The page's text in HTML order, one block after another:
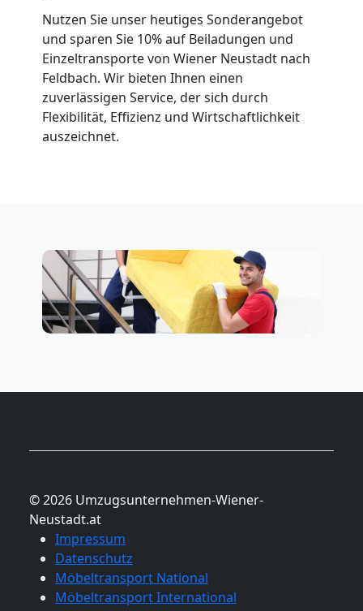
Nutzen Sie unser heutiges Sonderangebot
und sparen Sie 10% auf Beiladungen und
Einzeltransporte von Wiener Neustadt nach
Feldbach. Wir bieten Ihnen einen
zuverlässigen Service, der sich durch
Flexibilität, Effizienz und Wirtschaftlichkeit
auszeichnet.
© 2026 Umzugsunternehmen-Wiener-
Neustadt.at
Impressum
Datenschutz
Möbeltransport National
Möbeltransport International
Möbeltransport
National
Möbeltransport
National
Beiladung
International
Nationaler
Umzug